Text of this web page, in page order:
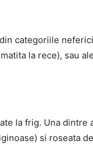
categoriile
la rece), sau
la frig. Una dintre
si roseata